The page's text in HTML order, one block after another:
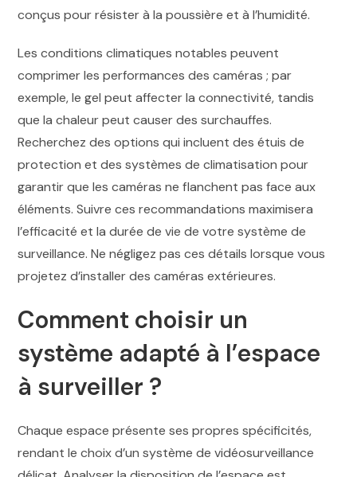
conçus pour résister à la poussière et à l’humidité.
Les conditions climatiques notables peuvent
comprimer les performances des caméras ; par
exemple, le gel peut affecter la connectivité, tandis
que la chaleur peut causer des surchauffes.
Recherchez des options qui incluent des étuis de
protection et des systèmes de climatisation pour
garantir que les caméras ne flanchent pas face aux
éléments. Suivre ces recommandations maximisera
l’efficacité et la durée de vie de votre système de
surveillance. Ne négligez pas ces détails lorsque vous
projetez d’installer des caméras extérieures.
Comment choisir un
système adapté à l’espace
à surveiller ?
Chaque espace présente ses propres spécificités,
rendant le choix d’un système de vidéosurveillance